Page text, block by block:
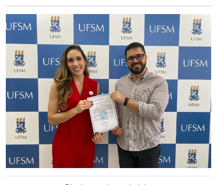
Ministério da Cidadania
Ministério da Saúde
Ministério de Minas e Energia
Ministério da Ciência, Tecnologia, Inovações e Comunicações
Ministério do Meio Ambiente
Ministério do Turismo
Ministério do Desenvolvimento Regional